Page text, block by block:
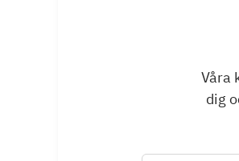
Våra
dig